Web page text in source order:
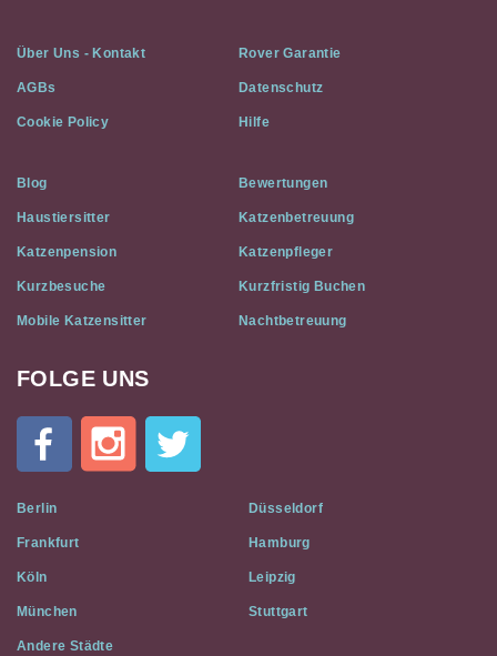
Über Uns - Kontakt Rover Garantie
AGBs Datenschutz
Cookie Policy Hilfe
Blog Bewertungen
Haustiersitter Katzenbetreuung
Katzenpension Katzenpfleger
Kurzbesuche Kurzfristig Buchen
Mobile Katzensitter Nachtbetreuung
Cat
Flat
Social
Media
FOLGE UNS
Berlin Düsseldorf
Frankfurt Hamburg
Köln Leipzig
München Stuttgart
Andere Städte